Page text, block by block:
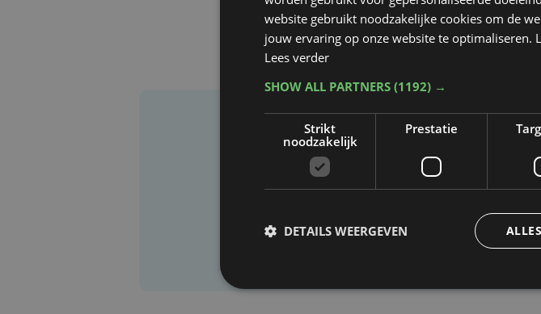
Heb je een taal- of
Laat het
website gebruikt noodzakelijke cookies om de
jouw ervaring op onze website te optimaliseren.
Lees verder
SHOW ALL PARTNERS (1192) →
Strikt
noodzakelijk
Prestatie
DETAILS WEERGEVEN